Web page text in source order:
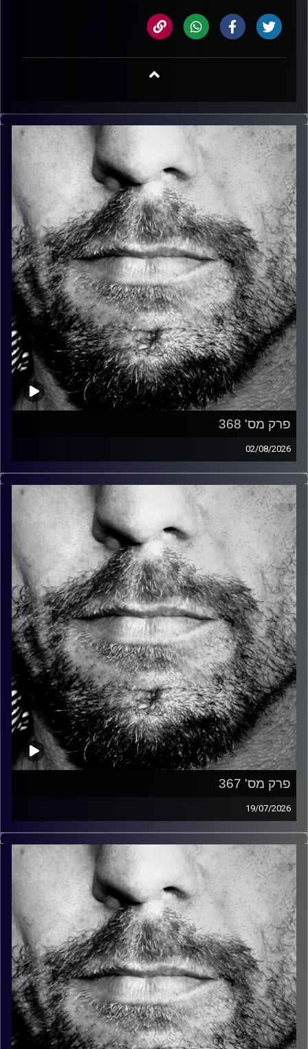
פרק מס' 368
02/08/2026
זיפים, מוזיקה מחוספסת של הופעות חיות. הרבה ג'אם, רוק,
בלוז, bluegrass, ג'אז, Fאנק, פרוגרסיב ואפילו אלקטרוניקה.
כל מה שחי, אמיתי ונושם.
עם שמוליק רגב.
קרדיט תמונות: David Goehring
פרק מס' 367
19/07/2026
זיפים, מוזיקה מחוספסת של הופעות חיות. הרבה ג'אם, רוק,
בלוז, bluegrass, ג'אז, Fאנק, פרוגרסיב ואפילו אלקטרוניקה.
כל מה שחי, אמיתי ונושם.
עם שמוליק רגב.
קרדיט תמונות: David Goehring